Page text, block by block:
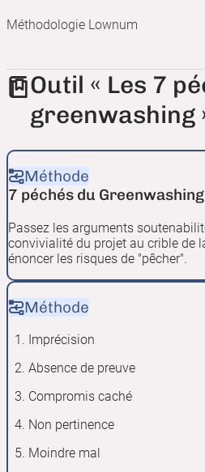
Méthodologie Lownum
Outil « Les 7
greenwashing
Méthode
7 péchés du Greenwashing
Passez les arguments
convivialité du projet au crible de
énoncer les risques de "pêcher".
Méthode
Imprécision
Absence de preuve
Compromis caché
Non pertinence
Moindre mal